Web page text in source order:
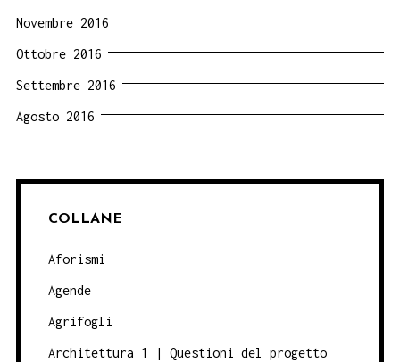
Novembre 2016
Ottobre 2016
Settembre 2016
Agosto 2016
COLLANE
Aforismi
Agende
Agrifogli
Architettura 1 | Questioni del progetto